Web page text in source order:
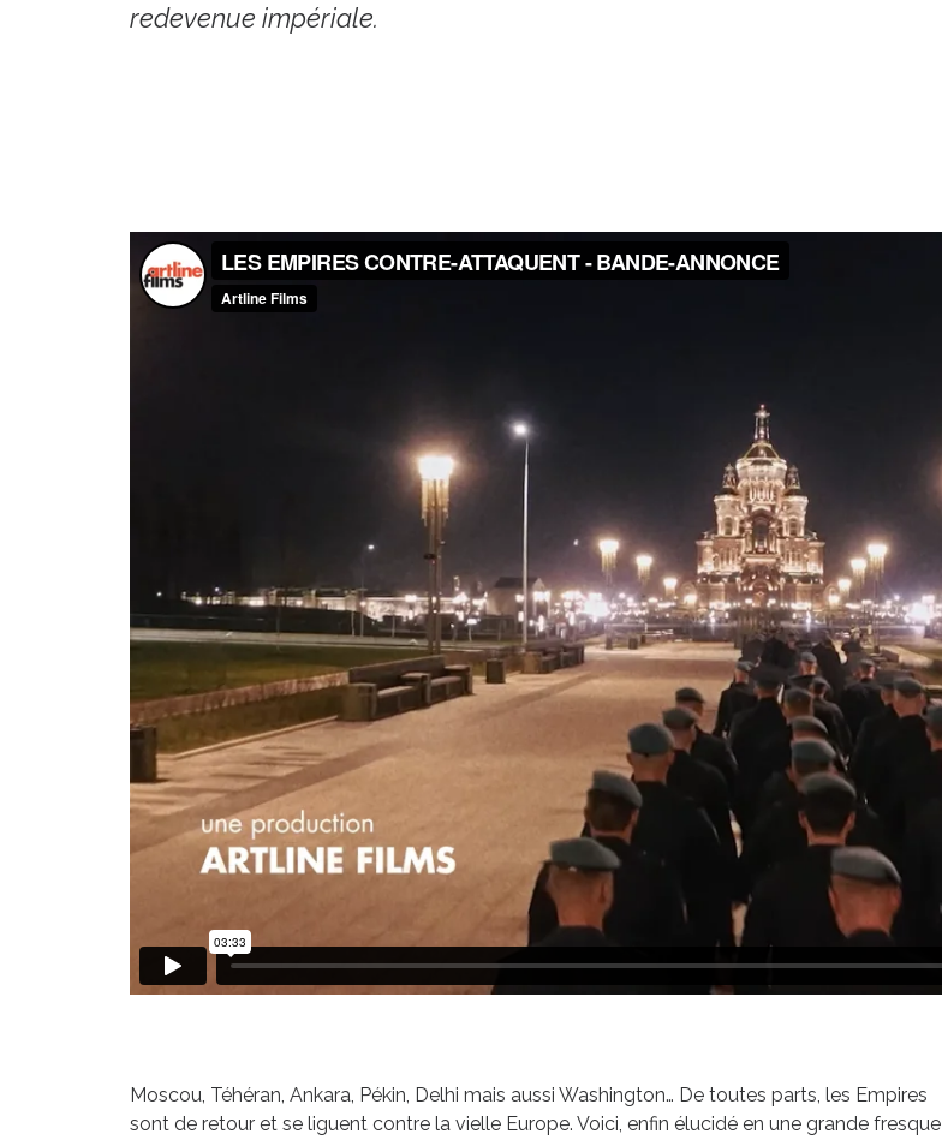
redevenue impériale.
Moscou, Téhéran, Ankara, Pékin, Delhi mais aussi Washington… De toutes parts, les Empires
sont de retour et se liguent contre la vielle Europe. Voici, enfin élucidé en une grande fresque